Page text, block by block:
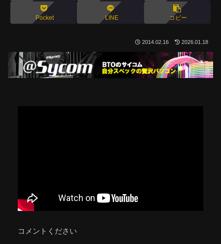
Pocket LINE コピー
2014.02.16 2026.01.18
コメントください